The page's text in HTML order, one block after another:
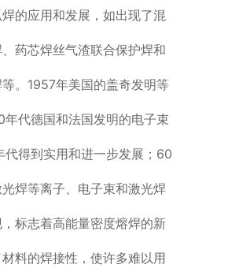
的应用和发展，如出现了混
药芯焊丝气渣联合保护焊和
。1957年美国的盖奇发明等
代德国和法国发明的电子束
代得到实用和进一步发展；60
焊等离子、电子束和激光焊
标志着高能量密度熔焊的新
料的焊接性，使许多难以用